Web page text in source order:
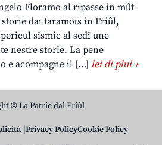
Floramo al ripasse in mût
dai taramots in Friûl,
sismic al sedi une
nestre storie. La pene
e acompagne il […] lei di plui +
© La Patrie dal Friûl
Privacy PolicyCookie Policy